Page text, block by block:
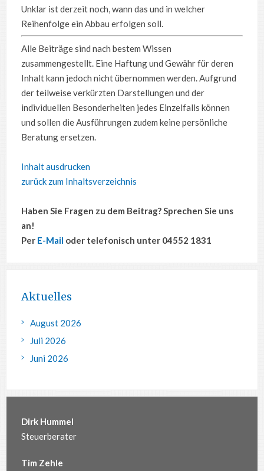
Unklar ist derzeit noch, wann das und in welcher
Reihenfolge ein Abbau erfolgen soll.
Alle Beiträge sind nach bestem Wissen
zusammengestellt. Eine Haftung und Gewähr für deren
Inhalt kann jedoch nicht übernommen werden. Aufgrund
der teilweise verkürzten Darstellungen und der
individuellen Besonderheiten jedes Einzelfalls können
und sollen die Ausführungen zudem keine persönliche
Beratung ersetzen.
Inhalt ausdrucken
zurück zum Inhaltsverzeichnis
Haben Sie Fragen zu dem Beitrag? Sprechen Sie uns
an!
Per E-Mail oder telefonisch unter 04552 1831
Aktuelles
August 2026
Juli 2026
Juni 2026
Dirk Hummel
Steuerberater
Tim Zehle